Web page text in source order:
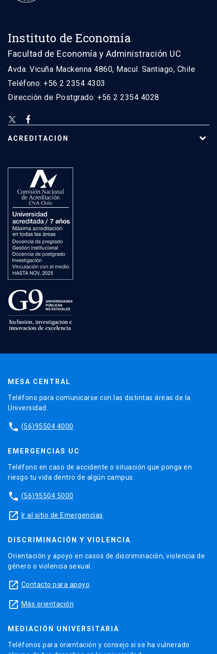
Instituto de Economía
Facultad de Economía y Administración UC
Avda. Vicuña Mackenna 4860, Macul. Santiago, Chile
Teléfono: +56 2 2354 4303
Dirección de Postgrado: +56 2 2354 4028
ACREDITACIÓN
MESA CENTRAL
Teléfono para comunicarse con las distintas áreas de la
Universidad.
phone (56)95504 4000
EMERGENCIAS UC
Teléfono en caso de accidente o situación que ponga en
riesgo tu vida dentro de algún campus.
phone (56)95504 5000
launch Ir al sitio de Emergencias
DISCRIMINACIÓN Y VIOLENCIA
Orientación y apoyo en casos de discriminación, violencia de
género o violencia sexual.
launch Contacto para apoyo
launch Más orientación
MEDIACIÓN UNIVERSITARIA
Teléfonos para orientación y consejo si se ha vulnerado